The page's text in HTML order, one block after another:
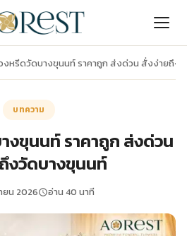
งหรีดวัดบางขุนนท์ ราคาถูก ส่งด่วน สั่งง่ายถึง
บทความ
งขุนนท์ ราคาถูก ส่งด่วน
งวัดบางขุนนท์
ยน 2026 อ่าน 40 นาที